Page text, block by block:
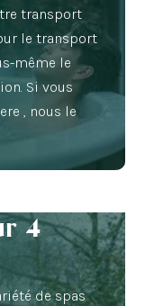
transport
le transport
même le
Si vous
, nous le
4
de spas